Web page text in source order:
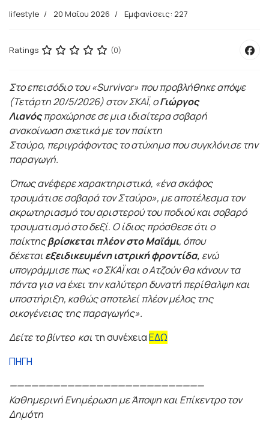
lifestyle 20 Μαΐου 2026 Εμφανίσεις: 227
Ratings (0)
Στο επεισόδιο του «Survivor» που προβλήθηκε απόψε
(Τετάρτη 20/5/2026) στον ΣΚΑΪ, οΓιώργος
Λιανόςπροχώρησε σε μια ιδιαίτερα σοβαρή
ανακοίνωση σχετικά με τον παίκτη
Σταύρο, περιγράφοντας το ατύχημα που συγκλόνισε την
παραγωγή.
Όπως ανέφερε χαρακτηριστικά, «ένα σκάφος
τραυμάτισε σοβαρά τον Σταύρο», με αποτέλεσμα τον
ακρωτηριασμό του αριστερού του ποδιού και σοβαρό
τραυματισμό στο δεξί. Ο ίδιος πρόσθεσε ότι ο
παίκτηςβρίσκεται πλέον στο Μαϊάμι, όπου
δέχεταιεξειδικευμένη ιατρική φροντίδα, ενώ
υπογράμμισε πως «ο ΣΚΑΪ και ο Ατζούν θα κάνουν τα
πάντα για να έχει την καλύτερη δυνατή περίθαλψη και
υποστήριξη, καθώς αποτελεί πλέον μέλος της
οικογένειας της παραγωγής».
Δείτε το βίντεο καιτη συνέχειαΕΔΩ
ΠΗΓΗ
———————————————————————————
Καθημερινή Ενημέρωση με Άποψη και Επίκεντρο τον
Δημότη